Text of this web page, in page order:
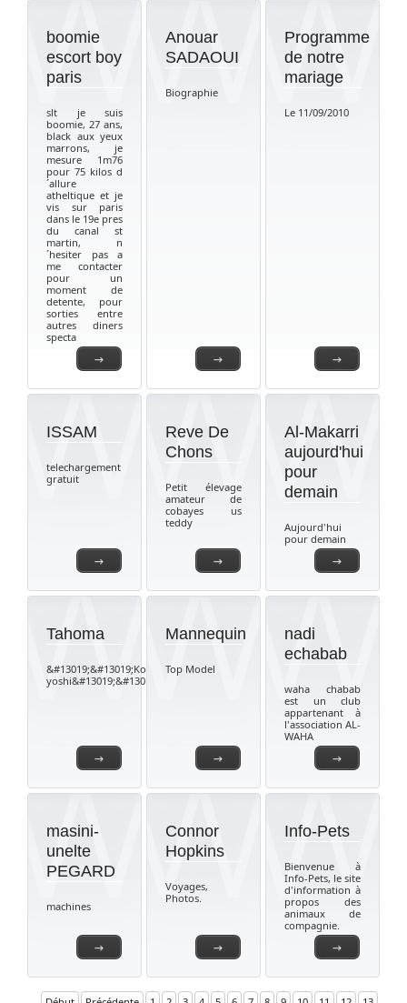
→
boomie
escort boy
paris
slt je suis
boomie, 27 ans,
black aux yeux
marrons, je
mesure 1m76
pour 75 kilos d
´allure
atheltique et je
vis sur paris
dans le 19e pres
du canal st
martin, n
´hesiter pas a
me contacter
pour un
moment de
detente, pour
sorties entre
autres diners
specta
→
Anouar
SADAOUI
Biographie
→
Programme
de notre
mariage
Le 11/09/2010
→
ISSAM
telechargement
gratuit
→
Reve De
Chons
Petit élevage
amateur de
cobayes us
teddy
→
Al-Makarri
aujourd'hui
pour
demain
Aujourd'hui
pour demain
→
Tahoma
&#13019;&#13019;Koko
yoshi&#13019;&#13019;
→
Mannequin
Top Model
→
nadi
echabab
waha chabab
est un club
appartenant à
l'association AL-
WAHA
→
masini-
unelte
PEGARD
machines
→
Connor
Hopkins
Voyages,
Photos.
→
Info-Pets
Bienvenue à
Info-Pets, le site
d'information à
propos des
animaux de
compagnie.